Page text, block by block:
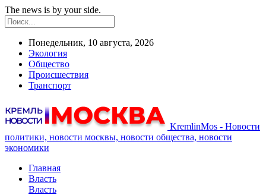
The news is by your side.
Понедельник, 10 августа, 2026
Экология
Общество
Происшествия
Транспорт
KremlinMos - Новости
политики, новости москвы, новости общества, новости
экономики
Главная
Власть
Власть